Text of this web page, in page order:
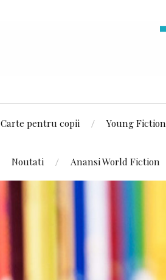
Carte pentru copii Young Fiction
Noutati Anansi World Fiction